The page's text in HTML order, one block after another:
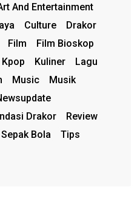
And Entertainment
Culture
Drakor
Film
Film Bioskop
Kpop Kuliner
Lagu
Music
Musik
Drakor
Review
Sepak Bola
Tips